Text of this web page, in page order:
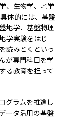
、生物学、地学
体的には、基盤
地学、基盤物理
学実験をはじ
読みとくといっ
が専門科目を学
る教育を担って
グラムを推進し
ータ活用の基盤